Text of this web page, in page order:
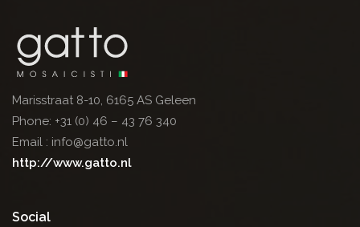
Marisstraat 8-10, 6165 AS Geleen
Phone: +31 (0) 46 – 43 76 340
Email : info@gatto.nl
http://www.gatto.nl
Social